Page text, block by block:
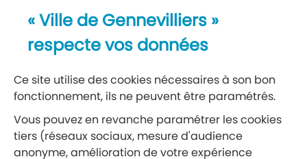
Newsletter
Réseaux sociaux
Suivez-nous
« Ville de Gennevilliers »
respecte vos données
Ce site utilise des cookies nécessaires à son bon
fonctionnement, ils ne peuvent être paramétrés.
Vous pouvez en revanche paramétrer les cookies
tiers (réseaux sociaux, mesure d'audience
anonyme, amélioration de votre expérience